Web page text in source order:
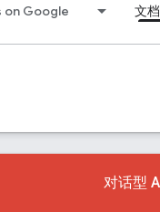
Google 文档
对话型